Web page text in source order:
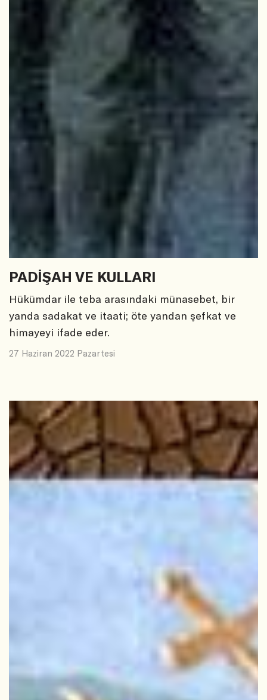
PADİŞAH VE KULLARI
Hükümdar ile teba arasındaki münasebet, bir
yanda sadakat ve itaati; öte yandan şefkat ve
himayeyi ifade eder.
27 Haziran 2022 Pazartesi